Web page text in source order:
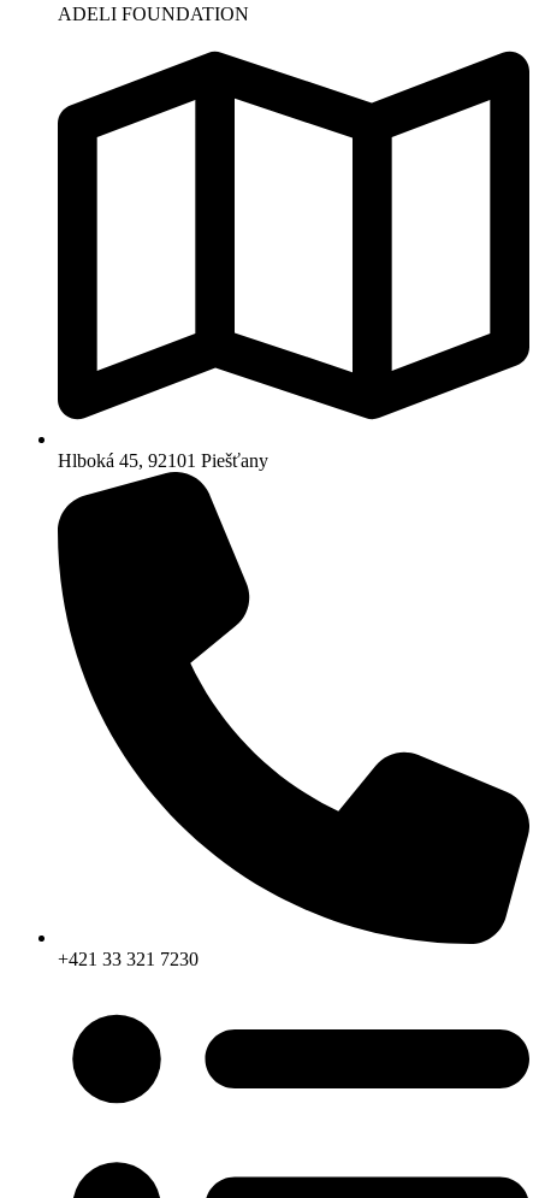
ADELI FOUNDATION
Hlboká 45, 92101 Piešťany
+421 33 321 7230